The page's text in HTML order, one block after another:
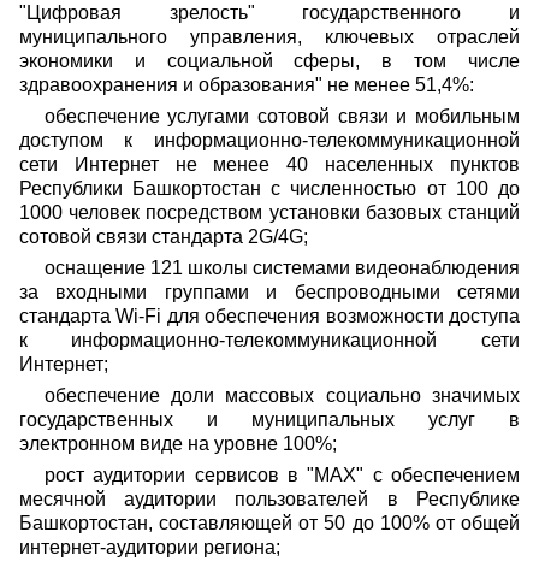
"Цифровая зрелость" государственного и
муниципального управления, ключевых отраслей
экономики и социальной сферы, в том числе
здравоохранения и образования" не менее 51,4%:
обеспечение услугами сотовой связи и мобильным
доступом к информационно-телекоммуникационной
сети Интернет не менее 40 населенных пунктов
Республики Башкортостан с численностью от 100 до
1000 человек посредством установки базовых станций
сотовой связи стандарта 2G/4G;
оснащение 121 школы системами видеонаблюдения
за входными группами и беспроводными сетями
стандарта Wi-Fi для обеспечения возможности доступа
к информационно-телекоммуникационной сети
Интернет;
обеспечение доли массовых социально значимых
государственных и муниципальных услуг в
электронном виде на уровне 100%;
рост аудитории сервисов в "MAX" с обеспечением
месячной аудитории пользователей в Республике
Башкортостан, составляющей от 50 до 100% от общей
интернет-аудитории региона;